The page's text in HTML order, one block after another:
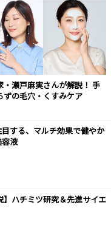
・瀬戸麻実さんが解説！ 手
ずの毛穴・くすみケア
する、マルチ効果で健やか
液
】ハチミツ研究＆先進サイエ